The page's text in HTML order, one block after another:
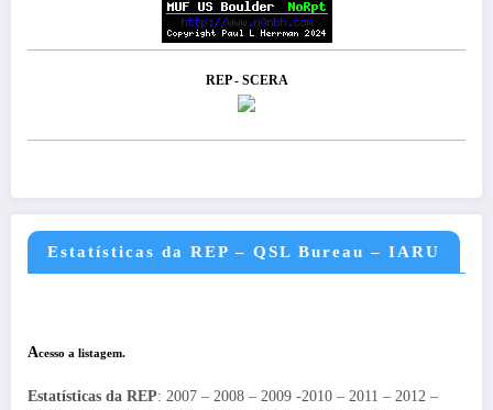
REP - SCERA
Estatísticas da REP – QSL Bureau – IARU
Acesso a listagem.
Estatísticas da REP: 2007 – 2008 – 2009 -2010 – 2011 – 2012 –